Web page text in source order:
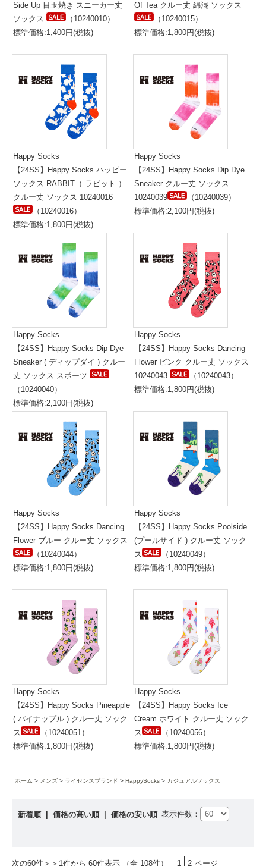
Side Up 目玉焼き スニーカー丈
ソックス
（10240010）
標準価格:1,400円(税抜)
Of Tea クルー丈 綿混 ソックス
（10240015）
標準価格:1,800円(税抜)
Happy Socks
【24SS】Happy Socks ハッピー
ソックス RABBIT（ ラビット ）
クルー丈 ソックス 10240016
（10240016）
標準価格:1,800円(税抜)
Happy Socks
【24SS】Happy Socks Dip Dye
Sneaker クルー丈 ソックス
10240039
（10240039）
標準価格:2,100円(税抜)
Happy Socks
【24SS】Happy Socks Dip Dye
Sneaker ( ディップダイ ) クルー
丈 ソックス スポーツ
（10240040）
標準価格:2,100円(税抜)
Happy Socks
【24SS】Happy Socks Dancing
Flower ピンク クルー丈 ソックス
10240043
（10240043）
標準価格:1,800円(税抜)
Happy Socks
【24SS】Happy Socks Dancing
Flower ブルー クルー丈 ソックス
（10240044）
標準価格:1,800円(税抜)
Happy Socks
【24SS】Happy Socks Poolside
(プールサイド ) クルー丈 ソック
ス
（10240049）
標準価格:1,800円(税抜)
Happy Socks
【24SS】Happy Socks Pineapple
( パイナップル ) クルー丈 ソック
ス
（10240051）
標準価格:1,800円(税抜)
Happy Socks
【24SS】Happy Socks Ice
Cream ホワイト クルー丈 ソック
ス
（10240056）
標準価格:1,800円(税抜)
ホーム メンズ ライセンスブランド HappySocks カジュアルソックス
新着順 価格の高い順 価格の安い順 表示件数：
次の60件＞＞ 1件から 60件表示 （全 108件） 1 2 ページ